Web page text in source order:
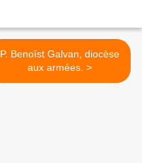
P. Benoîst Galvan, diocèse
aux armées. >